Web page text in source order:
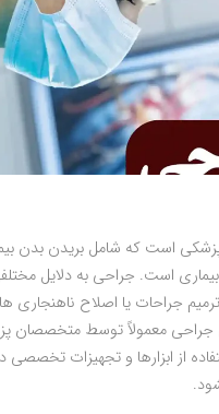
است که شامل بریدن بدن
است. جراحی به دلایل
جراحات یا اصلاح ناهنجاری
معمولاً توسط متخصصان
از ابزارها و تجهیزات